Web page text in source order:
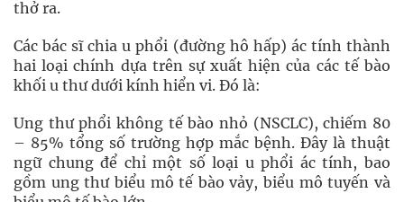
thở ra.
Các bác sĩ chia u phổi (đường hô hấp) ác tính thành
hai loại chính dựa trên sự xuất hiện của các tế bào
khối u thư dưới kính hiển vi. Đó là:
Ung thư phổi không tế bào nhỏ (NSCLC), chiếm 80
– 85% tổng số trường hợp mắc bệnh. Đây là thuật
ngữ chung để chỉ một số loại u phổi ác tính, bao
gồm ung thư biểu mô tế bào vảy, biểu mô tuyến và